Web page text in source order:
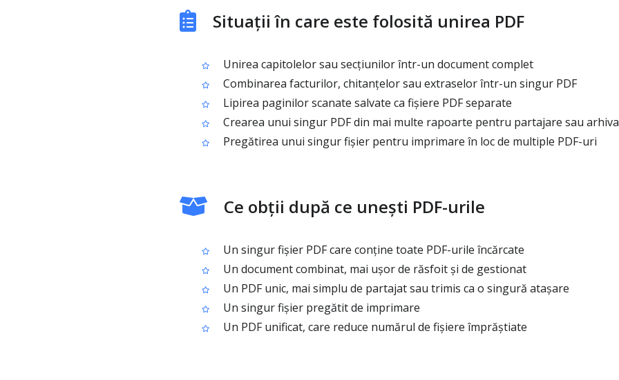
Situații în care este folosită unirea PDF
Unirea capitolelor sau secțiunilor într-un document complet
Combinarea facturilor, chitanțelor sau extraselor într-un singur PDF
Lipirea paginilor scanate salvate ca fișiere PDF separate
Crearea unui singur PDF din mai multe rapoarte pentru partajare sau
Pregătirea unui singur fișier pentru imprimare în loc de multiple PDF-uri
Ce obții după ce unești PDF-urile
Un singur fișier PDF care conține toate PDF-urile încărcate
Un document combinat, mai ușor de răsfoit și de gestionat
Un PDF unic, mai simplu de partajat sau trimis ca o singură atașare
Un singur fișier pregătit de imprimare
Un PDF unificat, care reduce numărul de fișiere împrăștiate